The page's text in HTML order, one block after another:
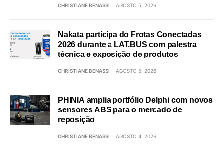
CHRISTIANE BENASSI AGOSTO 5, 2026
Nakata participa do Frotas Conectadas
2026 durante a LAT.BUS com palestra
técnica e exposição de produtos
CHRISTIANE BENASSI AGOSTO 5, 2026
PHINIA amplia portfólio Delphi com novos
sensores ABS para o mercado de
reposição
CHRISTIANE BENASSI AGOSTO 4, 2026